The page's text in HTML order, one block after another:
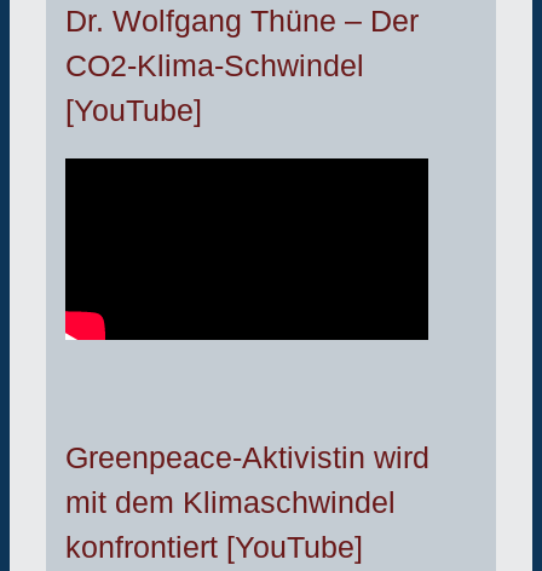
Dr. Wolfgang Thüne – Der
CO2-Klima-Schwindel
[YouTube]
Greenpeace-Aktivistin wird
mit dem Klimaschwindel
konfrontiert [YouTube]